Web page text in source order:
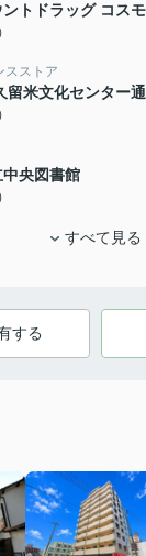
トドラッグ コス
スストア
留米文化センター
央図書館
すべて見る
する